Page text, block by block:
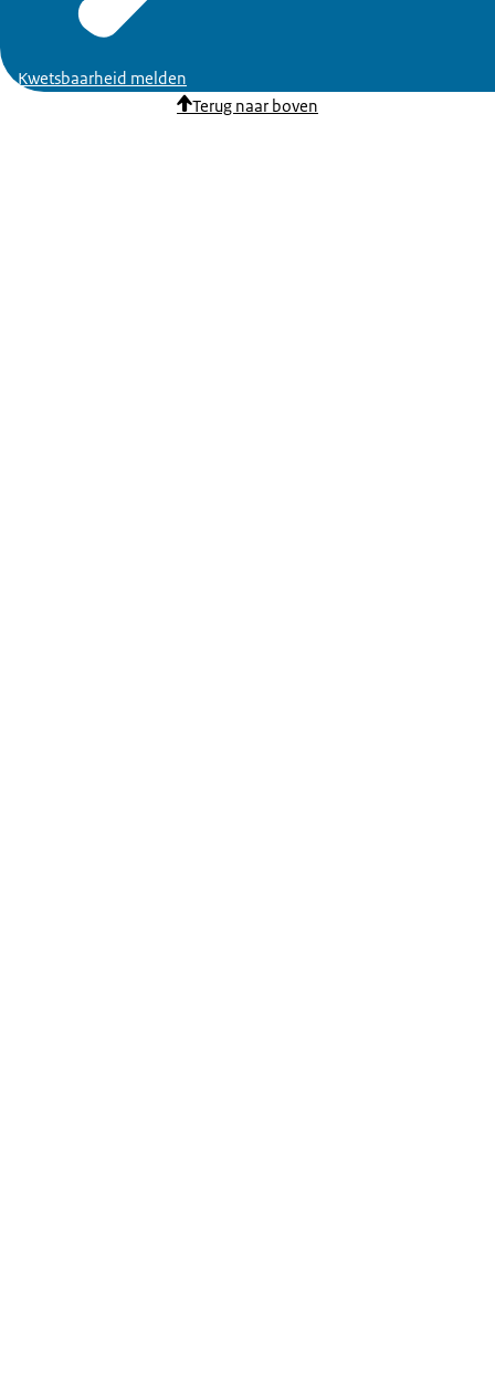
Kwetsbaarheid melden
Terug naar boven